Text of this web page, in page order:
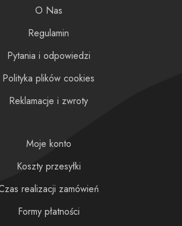
O Nas
Regulamin
Pytania i odpowiedzi
Polityka plików cookies
Reklamacje i zwroty
Moje konto
Koszty przesyłki
realizacji zamówień
Formy płatności